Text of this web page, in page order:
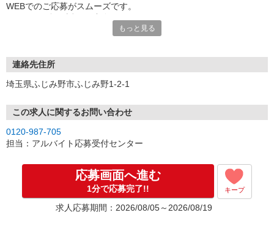
WEBでのご応募がスムーズです。
もっと見る
連絡先住所
埼玉県ふじみ野市ふじみ野1-2-1
この求人に関するお問い合わせ
0120-987-705
担当：アルバイト応募受付センター
応募画面へ進む
1分で応募完了!! キープ
求人応募期間：2026/08/05～2026/08/19